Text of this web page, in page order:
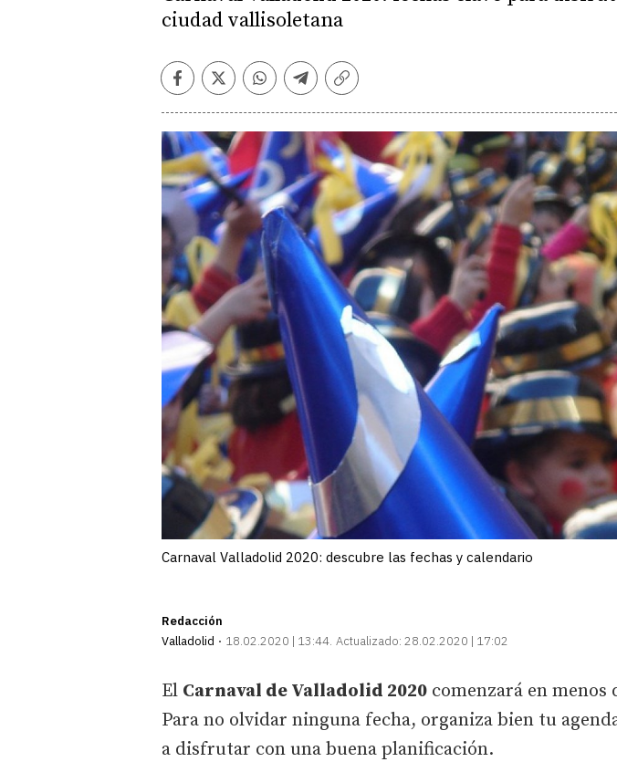
ciudad vallisoletana
Facebook
TwitterWhatsapp
Telegram
Copiar
Carnaval Valladolid 2020: descubre las fechas y calendario
Redacción
Valladolid
18.02.2020 | 13:44 Actualizado: 28.02.2020 | 17:02
El Carnaval de Valladolid 2020 comenzará en menos
Para no olvidar ninguna fecha, organiza bien tu
a disfrutar con una buena planificación.